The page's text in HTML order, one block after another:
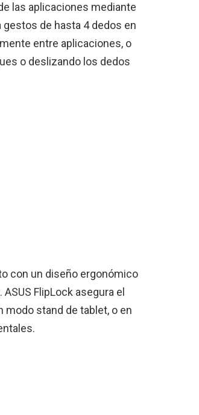
las aplicaciones mediante
de hasta 4 dedos en
entre aplicaciones, o
o deslizando los dedos
con un diseño ergonómico
FlipLock asegura el
modo stand de tablet, o en